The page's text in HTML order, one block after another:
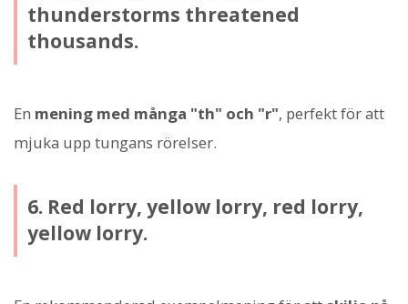
thunderstorms threatened
thousands.
En mening med många "th" och "r", perfekt för att
mjuka upp tungans rörelser.
6. Red lorry, yellow lorry, red lorry,
yellow lorry.